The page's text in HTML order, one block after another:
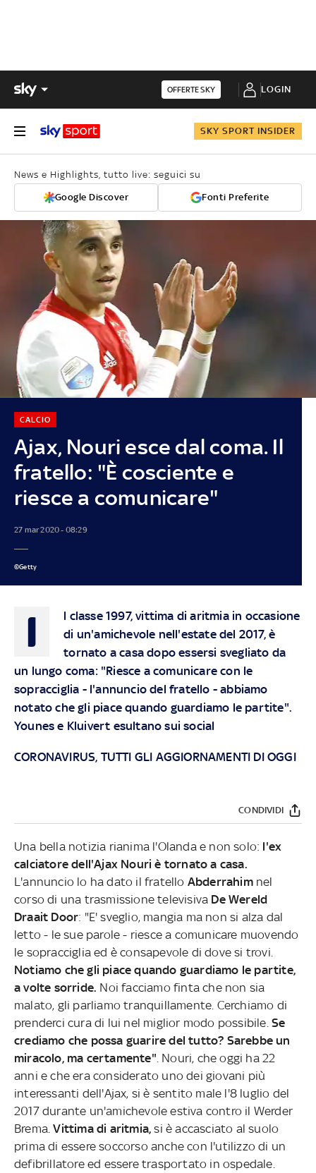
OFFERTE SKY LOGIN
SKY SPORT INSIDER
News e Highlights, tutto live: seguici su
Google Discover Fonti Preferite
Ajax, Nouri esce dal coma. Il
fratello: "È cosciente e
riesce a comunicare"
CALCIO
27 mar 2020 - 08:29
©Getty
I
l classe 1997, vittima di aritmia in occasione
di un'amichevole nell'estate del 2017, è
tornato a casa dopo essersi svegliato da
un lungo coma: "Riesce a comunicare con le
sopracciglia - l'annuncio del fratello - abbiamo
notato che gli piace quando guardiamo le partite".
Younes e Kluivert esultano sui social
CORONAVIRUS, TUTTI GLI AGGIORNAMENTI DI OGGI
CONDIVIDI
Una bella notizia rianima l'Olanda e non solo: l'ex
calciatore dell'Ajax Nouri è tornato a casa.
L'annuncio lo ha dato il fratello Abderrahimnel
corso di una trasmissione televisiva De Wereld
Draait Door: "E' sveglio, mangia ma non si alza dal
letto - le sue parole - riesce a comunicare muovendo
le sopracciglia ed è consapevole di dove si trovi.
Notiamo che gli piace quando guardiamo le partite,
a volte sorride. Noi facciamo finta che non sia
malato, gli parliamo tranquillamente. Cerchiamo di
prenderci cura di lui nel miglior modo possibile. Se
crediamo che possa guarire del tutto? Sarebbe un
miracolo, ma certamente" . Nouri, che oggi ha 22
anni e che era considerato uno dei giovani più
interessanti dell'Ajax, si è sentito male l'8 luglio del
2017 durante un'amichevole estiva contro il Werder
Brema.Vittima di aritmia,si è accasciato al suolo
prima di essere soccorso anche con l'utilizzo di un
defibrillatore ed essere trasportato in ospedale.